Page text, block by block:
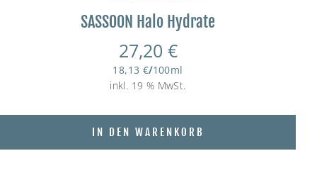
SASSOON Halo Hydrate
27,20 €
18,13 €/100ml
inkl. 19 % MwSt.
IN DEN WARENKORB